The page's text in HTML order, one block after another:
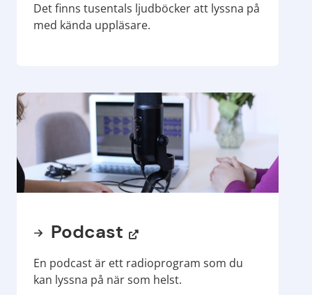
Det finns tusentals ljudböcker att lyssna på
med kända uppläsare.
Podcast
En podcastär ett radioprogram som du
kan lyssna på när som helst.